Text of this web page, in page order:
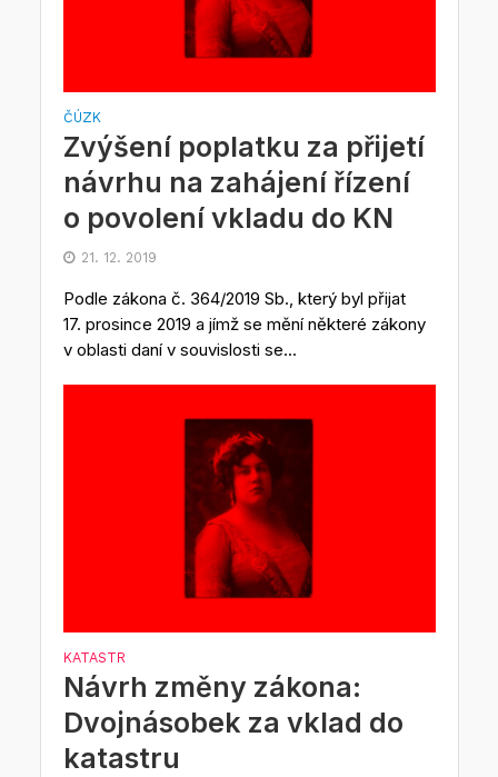
ČÚZK
Zvýšení poplatku za přijetí
návrhu na zahájení řízení
o povolení vkladu do KN
21. 12. 2019
Podle zákona č. 364/2019 Sb., který byl přijat
17. prosince 2019 a jímž se mění některé zákony
v oblasti daní v souvislosti se...
KATASTR
Návrh změny zákona:
Dvojnásobek za vklad do
katastru